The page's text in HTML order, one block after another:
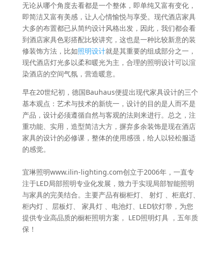
无论从哪个角度去看都是一个整体，即单纯又富有变化，
即简洁又富有美感，让人心情愉悦与享受。现代酒店家具
大多的布置都已从简约设计风格出发，因此，我们都会看
到酒店家具色彩搭配比较讲究，这也是一种比较新意的装
修装饰方法，比如照明设计就是其重要的组成部分之一，
现代酒店灯光多以柔和暖光为主，合理的照明设计可以渲
染酒店的空间气氛，营造暖意。
早在20世纪初，德国Bauhaus便提出现代家具设计的三个
基本观点：艺术与技术的新统一，设计的目的是人而不是
产品，设计必须遵循自然与客观的法则来进行。总之，注
重功能、实用，造型简洁大方，摒弃多余装饰是现在酒店
家具的设计的必修课，整体的使用感强，给人以轻松服适
的感觉。
宜琳照明www.ilin-lighting.com创立于2006年，一直专
注于LED局部照明专业化发展，致力于实现局部智能照明
与家具的完美结合。主要产品有橱柜灯、 射灯 、柜底灯、
柜内灯 、层板灯、 家具灯 、电池灯、LED软灯带，为您
提供专业高品质的橱柜照明方案， LED照明灯具 ，五年质
保！